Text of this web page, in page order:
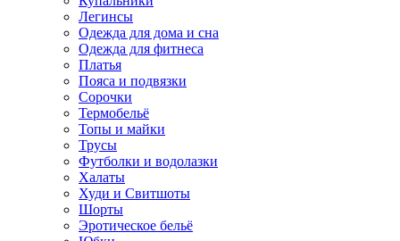
Легинсы
Одежда для дома и сна
Одежда для фитнеса
Платья
Пояса и подвязки
Сорочки
Термобельё
Топы и майки
Трусы
Футболки и водолазки
Халаты
Худи и Свитшоты
Шорты
Эротическое бельё